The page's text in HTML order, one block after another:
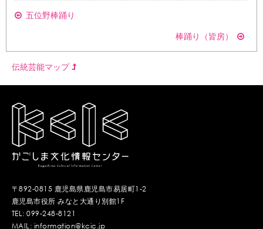
五位野棒踊り
棒踊り（皆房）
伝統芸能マップ
〒892-0815 鹿児島県鹿児島市易居町1-2
鹿児島市役所 みなと大通り別館1F
TEL: 099-248-8121
MAIL: information@kcic.jp